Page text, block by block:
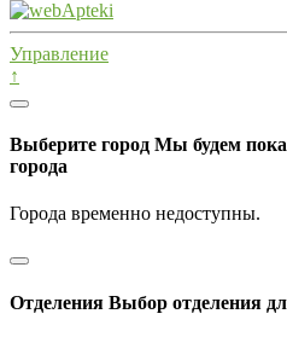
Управление
↑
Выберите город Мы будем
города
Города временно недоступны.
Отделения Выбор отделения